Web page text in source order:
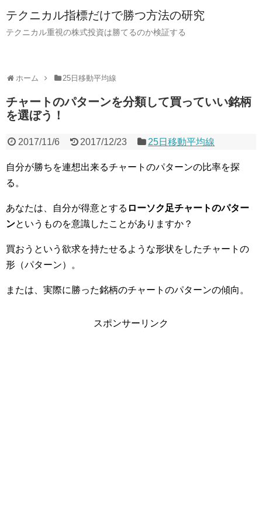
テクニカル指標だけで勝つ方法の研究
テクニカル重視の株式投資は勝てるのか検証する
ホーム 25日移動平均線
チャートのパターンを分類して買っていい銘柄
を選ぼう！
2017/11/6 2017/12/23 25日移動平均線
自分が勝ちを連想出来るチャートのパターンの比率を探
る。
あなたは、自分が得意とする ローソク足チャートのパター
ンというものを意識したことがありますか？
買おうという欲求を持たせるような形状をしたチャートの
形（パターン）。
または、実際に勝った銘柄のチャートのパターンの傾向。
スポンサーリンク